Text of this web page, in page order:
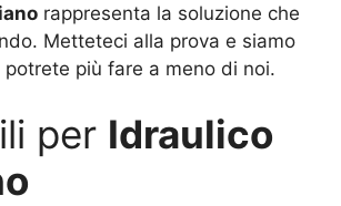
rappresenta la soluzione che
Metteteci alla prova e siamo
potrete più fare a meno di noi.
per Idraulico